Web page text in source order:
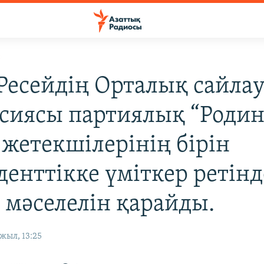
Орталық сайлау
партиялық
бірін
үміткер
мәселелін қарайды.
13:25